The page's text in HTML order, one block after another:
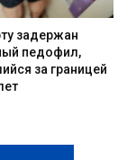
задержан
педофил,
за границей